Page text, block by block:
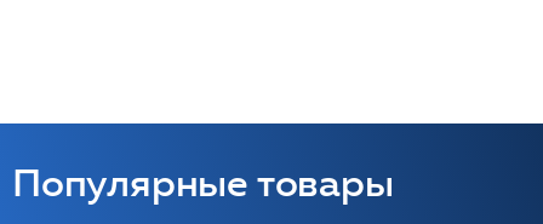
Популярные товары